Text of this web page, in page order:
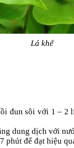
Lá khế
đun sôi với 1 –
dung dịch với
để đạt hiệu